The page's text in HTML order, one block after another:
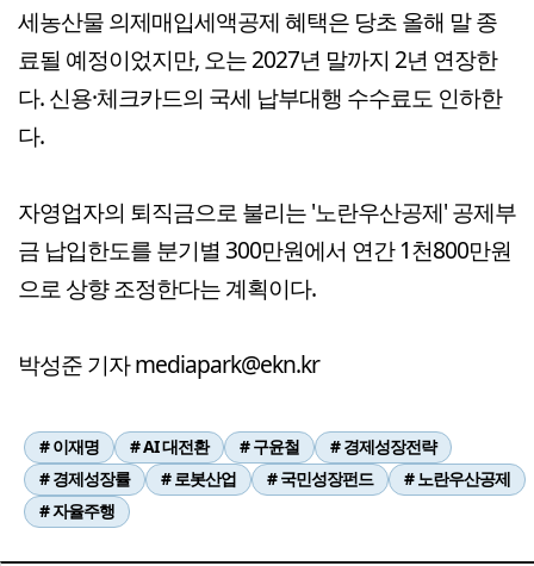
세농산물 의제매입세액공제 혜택은 당초 올해 말 종
료될 예정이었지만, 오는 2027년 말까지 2년 연장한
다. 신용·체크카드의 국세 납부대행 수수료도 인하한
다.
자영업자의 퇴직금으로 불리는 '노란우산공제' 공제부
금 납입한도를 분기별 300만원에서 연간 1천800만원
으로 상향 조정한다는 계획이다.
박성준 기자 mediapark@ekn.kr
# 이재명 # AI 대전환 # 구윤철
# 경제성장전략
# 경제성장률
# 로봇산업 # 국민성장펀드
# 노란우산공제
# 자율주행